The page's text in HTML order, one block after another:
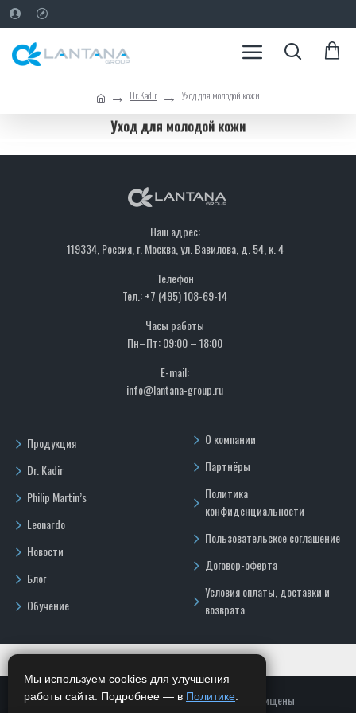
Dr.Kadir Уход для молодой кожи
Уход для молодой кожи
Наш адрес:
119334, Россия, г. Москва, ул. Вавилова, д. 54, к. 4
Телефон
Тел.: +7 (495) 108-69-14
Часы работы
Пн–Пт: 09:00 – 18:00
E-mail:
info@lantana-group.ru
Продукция
Dr. Kadir
Philip Martin’s
Leonardo
Новости
Блог
Обучение
О компании
Партнёры
Политика
конфиденциальности
Пользовательское соглашение
Договор-оферта
Условия оплаты, доставки и
возврата
Copyright © 2026, ООО "ГРОК", Все права защищены
Мы используем cookies для улучшения
работы сайта. Подробнее — в Политике